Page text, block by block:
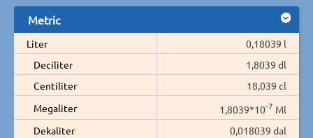
Metric
Liter
0,18039 l
Deciliter
1,8039 dl
Centiliter
18,039 cl
Megaliter
1,8039*10-7 Ml
Dekaliter
0,018039 dal